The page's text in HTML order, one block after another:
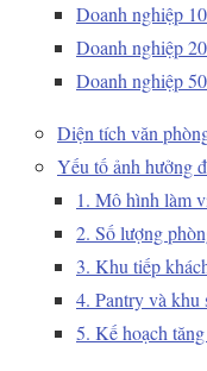
Doanh nghiệp
Doanh nghiệp
Doanh nghiệp
Diện tích văn
Yếu tố ảnh hưởng
1. Mô hình làm
2. Số lượng
3. Khu tiếp
4. Pantry và khu
5. Kế hoạch